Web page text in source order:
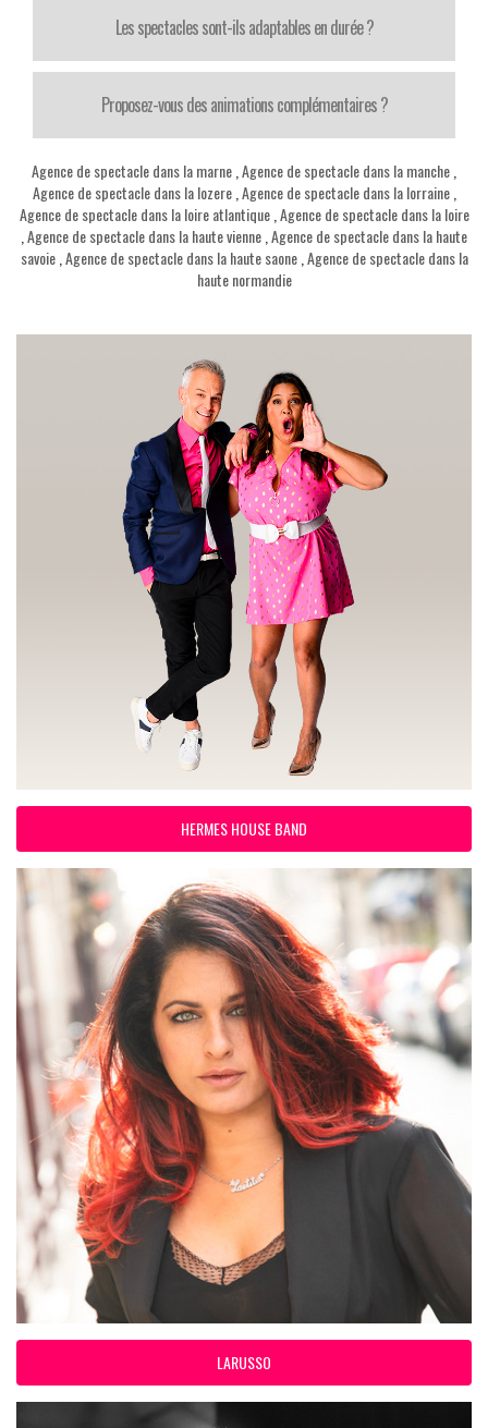
Les spectacles sont-ils adaptables en durée ?
Proposez-vous des animations complémentaires ?
Agence de spectacle dans la marne Agence de spectacle dans la manche
Agence de spectacle dans la lozere, Agence de spectacle dans la lorraine,
Agence de spectacle dans la loire atlantique, Agence de spectacle dans la loire
Agence de spectacle dans la haute vienne Agence de spectacle dans la haute
savoie, Agence de spectacle dans la haute saone, Agence de spectacle dans la
haute normandie
HERMES HOUSE BAND
LARUSSO